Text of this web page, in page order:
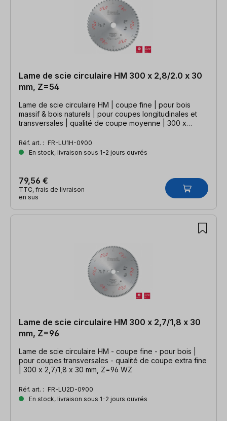
Lame de scie circulaire HM 300 x 2,8/2.0 x 30
mm, Z=54
Lame de scie circulaire HM | coupe fine | pour bois
massif & bois naturels | pour coupes longitudinales et
transversales | qualité de coupe moyenne | 300 x
Réf. art. : FR-LU1H-0900
En stock, livraison sous 1-2 jours ouvrés
79,56 €
TTC, frais de livraison
en sus
Lame de scie circulaire HM 300 x 2,7/1,8 x 30
mm, Z=96
Lame de scie circulaire HM - coupe fine - pour bois |
pour coupes transversales - qualité de coupe extra fine
| 300 x 2,7/1,8 x 30 mm, Z=96 WZ
Réf. art. : FR-LU2D-0900
En stock, livraison sous 1-2 jours ouvrés